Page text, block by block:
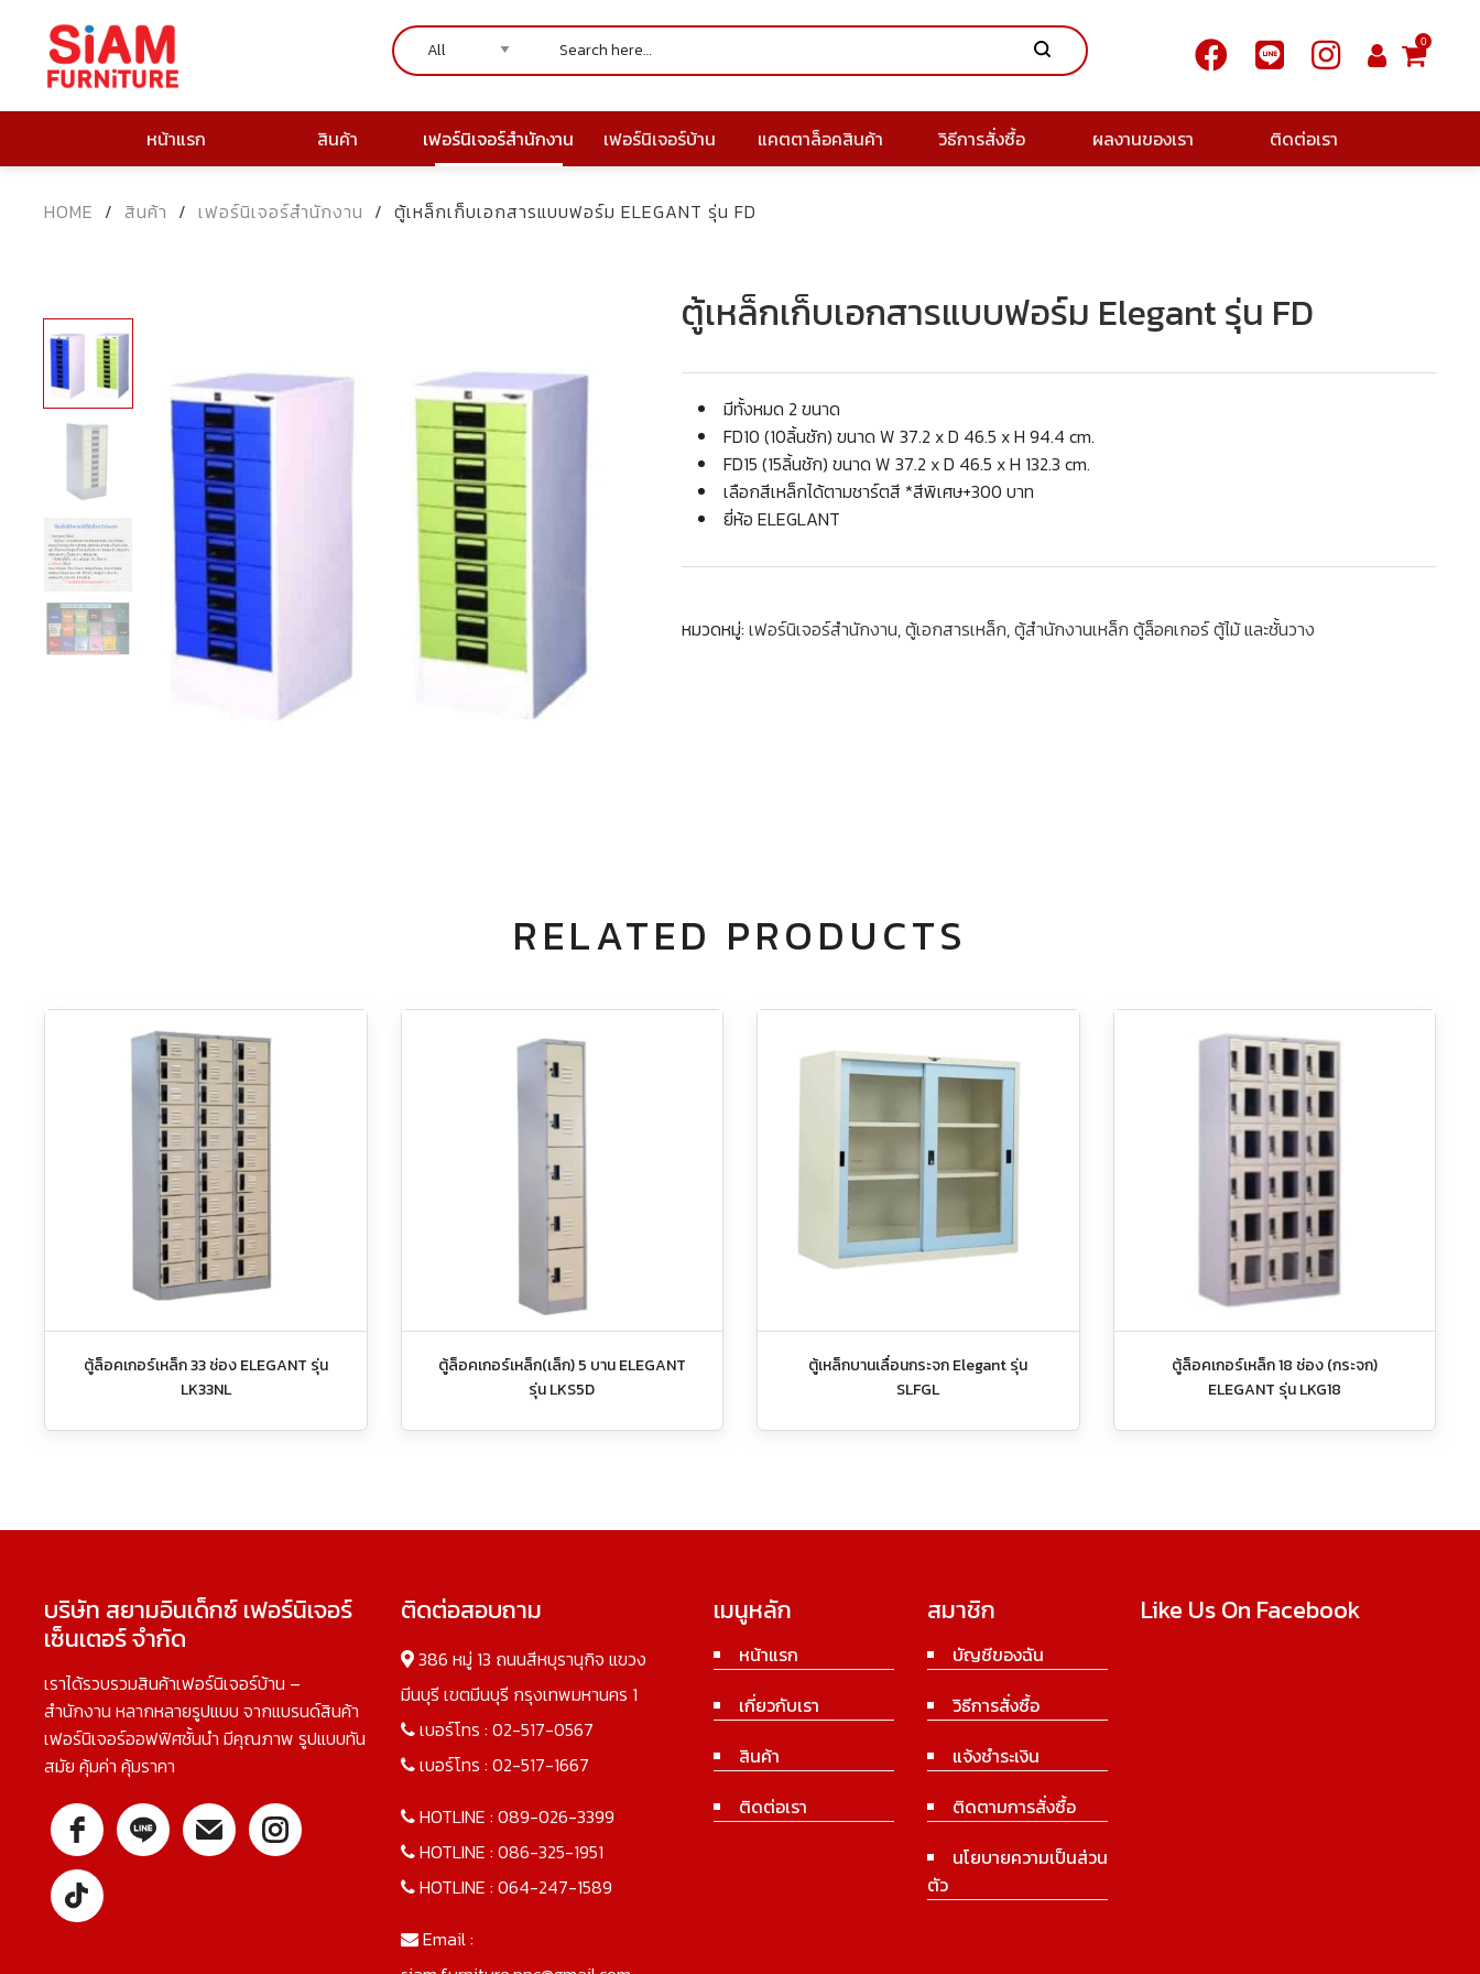
0
หน้าแรก สินค้า เฟอร์นิเจอร์สำนักงาน เฟอร์นิเจอร์บ้าน แคตตาล็อคสินค้า วิธีการสั่งซื้อ ผลงานของเรา ติดต่อเรา
HOME / สินค้า / เฟอร์นิเจอร์สำนักงาน / ตู้เหล็กเก็บเอกสารแบบฟอร์ม ELEGANT รุ่น FD
ตู้เหล็กเก็บเอกสารแบบฟอร์ม Elegant รุ่น FD
มีทั้งหมด 2 ขนาด
FD10 (10ลิ้นชัก) ขนาด W 37.2 x D 46.5 x H 94.4 cm.
FD15 (15ลิ้นชัก) ขนาด W 37.2 x D 46.5 x H 132.3 cm.
เลือกสีเหล็กได้ตามชาร์ตสี *สีพิเศษ+300 บาท
ยี่ห้อ ELEGLANT
หมวดหมู่:เฟอร์นิเจอร์สำนักงาน,ตู้เอกสารเหล็ก,ตู้สำนักงานเหล็ก ตู้ล็อคเกอร์ ตู้ไม้ และชั้นวาง
RELATED PRODUCTS
ตู้ล็อคเกอร์เหล็ก 33 ช่อง ELEGANT รุ่น
LK33NL
ตู้ล็อคเกอร์เหล็ก(เล็ก) 5 บาน ELEGANT
รุ่น LKS5D
ตู้เหล็กบานเลื่อนกระจก Elegant รุ่น
SLFGL
ตู้ล็อคเกอร์เหล็ก 18 ช่อง (กระจก)
ELEGANT รุ่น LKG18
บริษัท สยามอินเด็กซ์ เฟอร์นิเจอร์
เซ็นเตอร์ จำกัด
เราได้รวบรวมสินค้าเฟอร์นิเจอร์บ้าน –
สำนักงาน หลากหลายรูปแบบ จากแบรนด์สินค้า
เฟอร์นิเจอร์ออฟฟิศชั้นนำ มีคุณภาพ รูปแบบทัน
สมัย คุ้มค่า คุ้มราคา
ติดต่อสอบถาม
386 หมู่ 13 ถนนสีหบุรานุกิจ แขวง
มีนบุรี เขตมีนบุรี กรุงเทพมหานคร 1
เบอร์โทร : 02-517-0567
เบอร์โทร : 02-517-1667
HOTLINE : 089-026-3399
HOTLINE : 086-325-1951
HOTLINE : 064-247-1589
Email :
เมนูหลัก
หน้าแรก
เกี่ยวกับเรา
สินค้า
ติดต่อเรา
สมาชิก
บัญชีของฉัน
วิธีการสั่งซื้อ
แจ้งชำระเงิน
ติดตามการสั่งซื้อ
นโยบายความเป็นส่วน
ตัว
Like Us On Facebook